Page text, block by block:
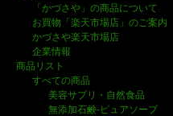
ョ
「かづさや」の商品について
お買物「楽天市場店」のご案内
かづさや楽天市場店
企業情報
商品リスト
すべての商品
美容サプリ・自然食品
無添加石鹸-ピュアソープ